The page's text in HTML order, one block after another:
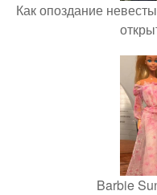
Как опоздание
Barbie